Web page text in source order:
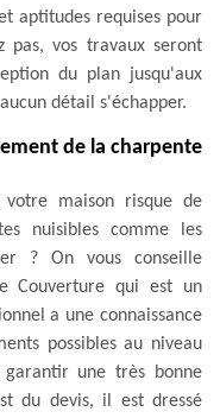
aptitudes requises pour
pas, vos travaux seront
du plan jusqu'aux
détail s'échapper.
de la charpente
votre maison risque de
nuisibles comme les
? On vous conseille
Couverture qui est un
a une connaissance
possibles au niveau
une très bonne
du devis, il est dressé